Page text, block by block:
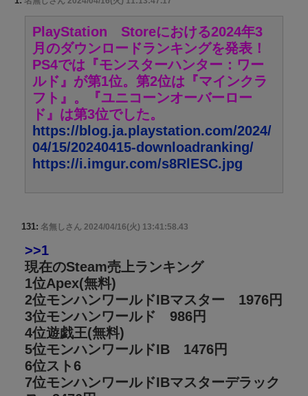
PlayStation®Storeにおける2024年3
月のダウンロードランキングを発表！
PS4では『モンスターハンター：ワー
ルド』が第1位。第2位は『マインクラ
フト』。『ユニコーンオーバーロー
ド』は第3位でした。
https://blog.ja.playstation.com/2024/
04/15/20240415-downloadranking/
https://i.imgur.com/s8RlESC.jpg
131: 名無しさん 2024/04/16(火) 13:41:58.43
>>1
現在のSteam売上ランキング
1位Apex(無料)
2位モンハンワールドIBマスター 1976円
3位モンハンワールド 986円
4位遊戯王(無料)
5位モンハンワールドIB 1476円
6位スト6
7位モンハンワールドIBマスターデラック